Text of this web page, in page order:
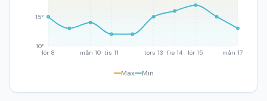
lör 8 mån 10 tis 11 tors 13 fre 14 lör 15 mån 17
10°
15°
Max Min